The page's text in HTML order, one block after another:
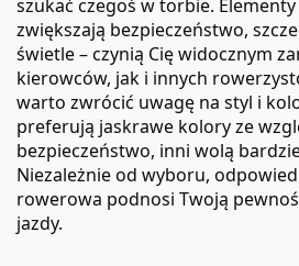
szukać czegoś w torbie.
zwiększają bezpieczeństwo,
świetle – czynią Cię widocznym
kierowców, jak i innych
warto zwrócić uwagę na styl i
preferują jaskrawe kolory ze
bezpieczeństwo, inni wolą
Niezależnie od wyboru,
rowerowa podnosi Twoją
jazdy.